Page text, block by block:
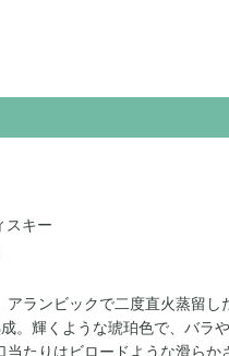
スキー
ランビックで二度直火蒸留し
。輝くような琥珀色で、バラ